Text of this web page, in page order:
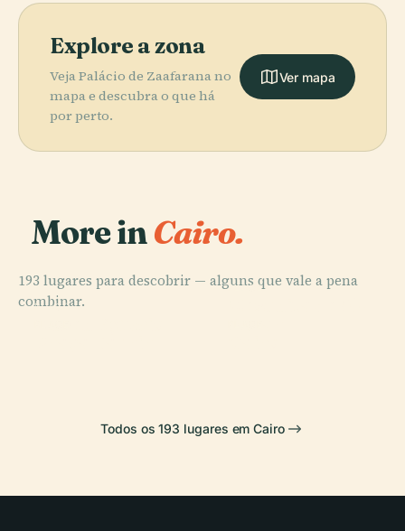
Explore a zona
Veja Palácio de Zaafarana no
mapa e descubra o que há
por perto.
Ver mapa
More inCairo.
193 lugares para descobrir — alguns que vale a pena
combinar.
PLACE
PLACE
Todos os 193 lugares em Cairo